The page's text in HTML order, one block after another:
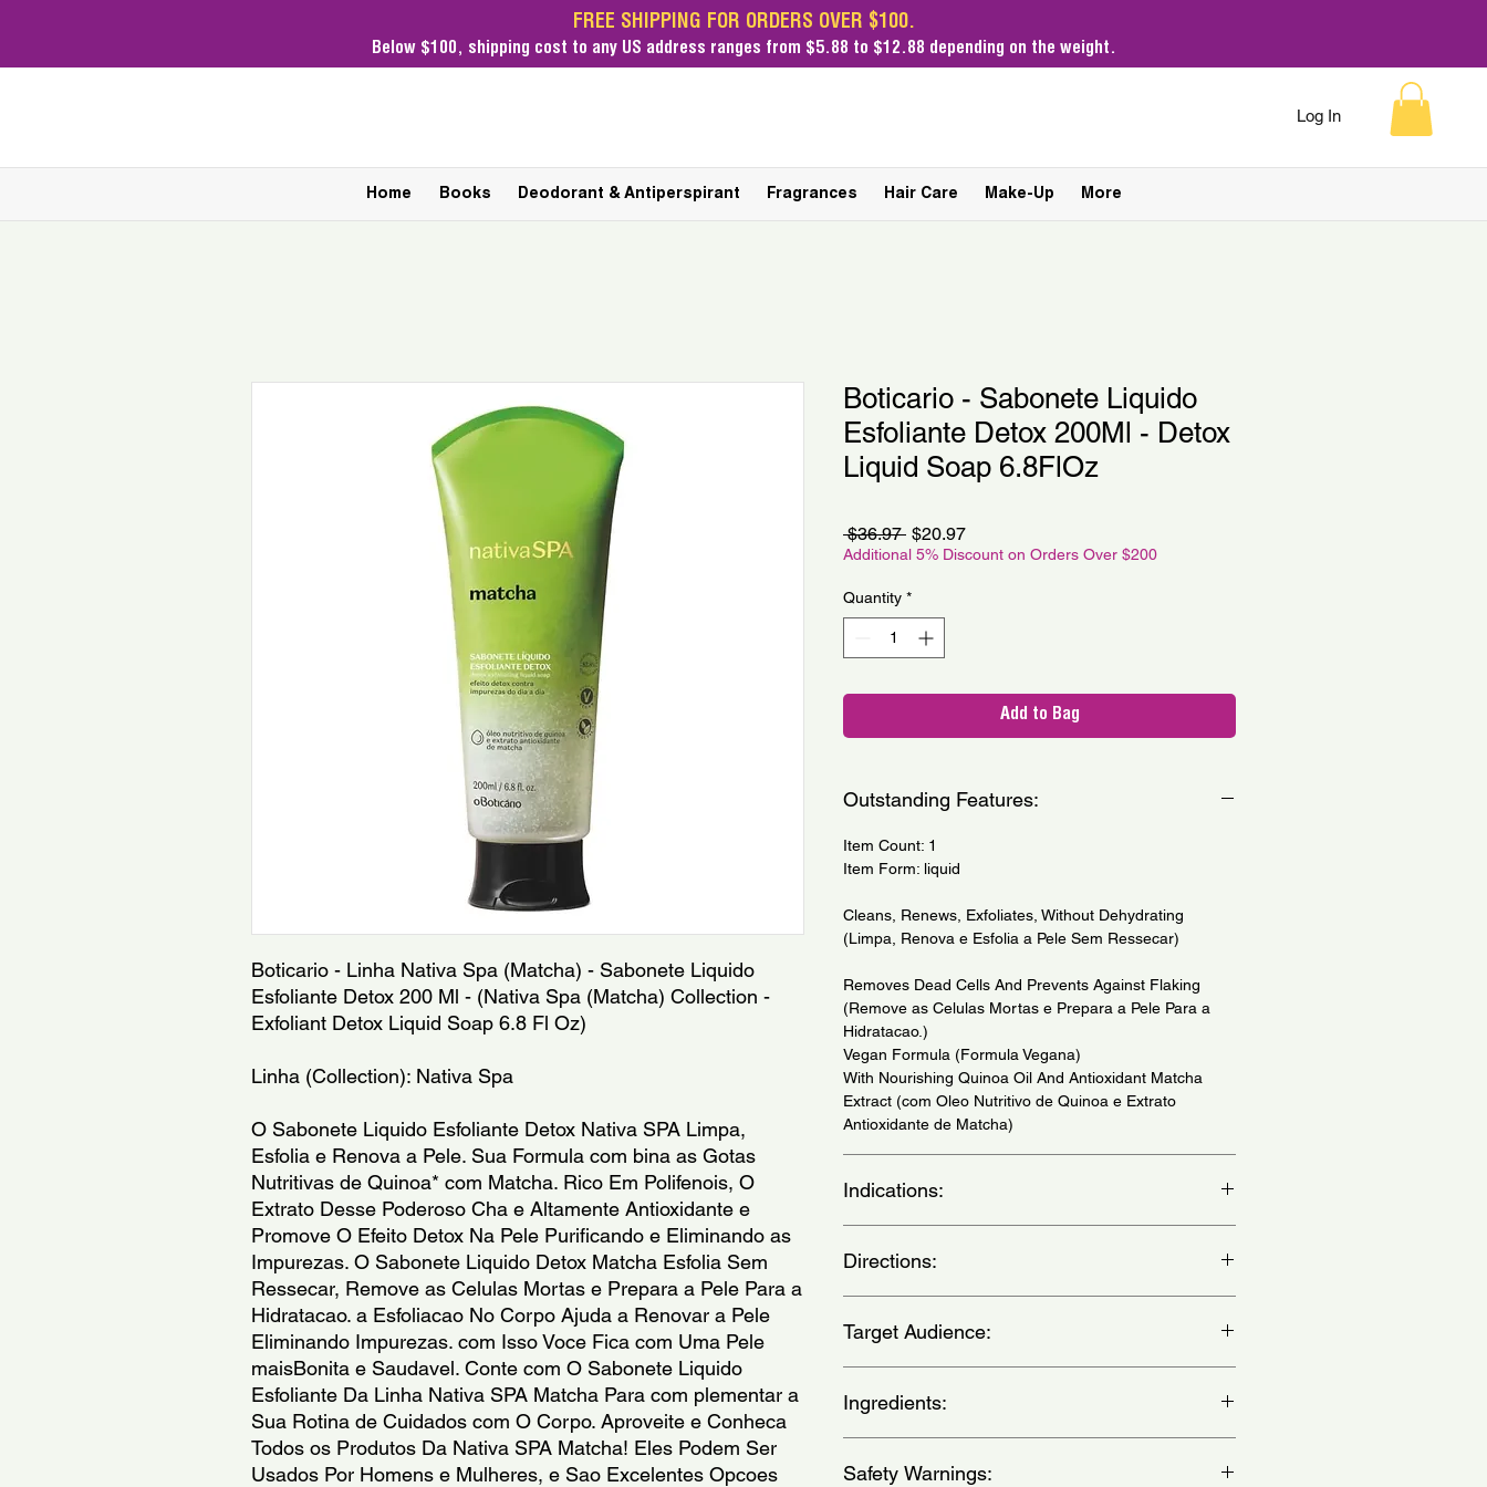
FREE SHIPPING FOR ORDERS OVER $100.
Below $100, shipping cost to any US address ranges from $5.88 to $12.88 depending on the weight.
Log In
Home Books Deodorant & Antiperspirant Fragrances Hair Care Make-Up More
Boticario - Linha Nativa Spa (Matcha) - Sabonete Liquido
Esfoliante Detox 200 Ml - (Nativa Spa (Matcha) Collection -
Exfoliant Detox Liquid Soap 6.8 Fl Oz)
Linha (Collection): Nativa Spa
O Sabonete Liquido Esfoliante Detox Nativa SPA Limpa,
Esfolia e Renova a Pele. Sua Formula com bina as Gotas
Nutritivas de Quinoa* com Matcha. Rico Em Polifenois, O
Extrato Desse Poderoso Cha e Altamente Antioxidante e
Promove O Efeito Detox Na Pele Purificando e Eliminando as
Impurezas. O Sabonete Liquido Detox Matcha Esfolia Sem
Ressecar, Remove as Celulas Mortas e Prepara a Pele Para a
Hidratacao. a Esfoliacao No Corpo Ajuda a Renovar a Pele
Eliminando Impurezas. com Isso Voce Fica com Uma Pele
maisBonita e Saudavel. Conte com O Sabonete Liquido
Esfoliante Da Linha Nativa SPA Matcha Para com plementar a
Sua Rotina de Cuidados com O Corpo. Aproveite e Conheca
Todos os Produtos Da Nativa SPA Matcha! Eles Podem Ser
Usados Por Homens e Mulheres, e Sao Excelentes Opcoes
Boticario - Sabonete Liquido
Esfoliante Detox 200Ml - Detox
Liquid Soap 6.8FlOz
$36.97 Regular
Price
$20.97Sale
Price
Additional 5% Discount on Orders Over $200
Quantity *
Add to Bag
Outstanding Features:
Item Count: 1
Item Form: liquid
Cleans, Renews, Exfoliates, Without Dehydrating
(Limpa, Renova e Esfolia a Pele Sem Ressecar)
Removes Dead Cells And Prevents Against Flaking
(Remove as Celulas Mortas e Prepara a Pele Para a
Hidratacao.)
Vegan Formula (Formula Vegana)
With Nourishing Quinoa Oil And Antioxidant Matcha
Extract (com Oleo Nutritivo de Quinoa e Extrato
Antioxidante de Matcha)
Indications:
todos os tipos de pele. Use de 1 a 2 vezes na semana.)
Directions:
shower and massage gently, then rinse. - (Durante o
Target Audience:
Ingredients:
Oil, Glycerin, Decyl Glucoside, Cocamidopropyl Betaine,
Safety Warnings: